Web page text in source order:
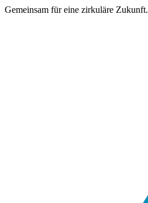
Gemeinsam für eine zirkuläre Zukunft.